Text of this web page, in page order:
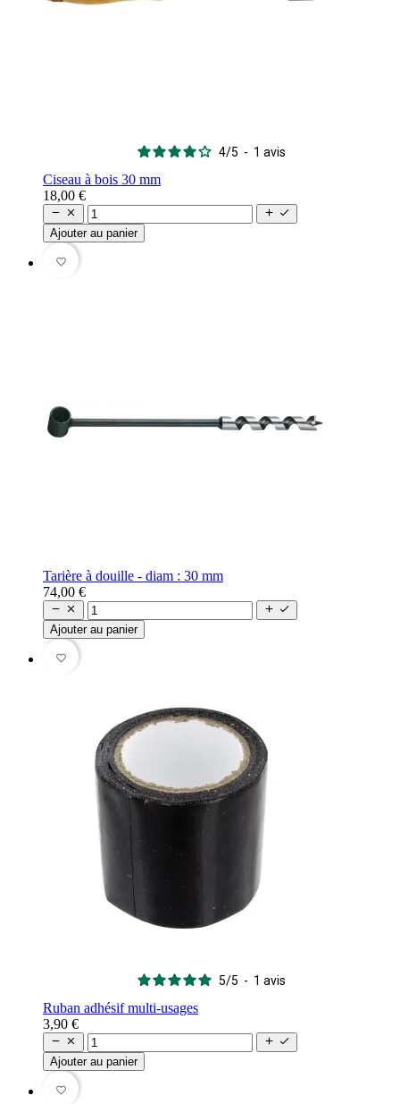
4/5 - 1 avis
Ciseau à bois 30 mm
18,00 €
   
Ajouter au panier
favorite_border
Tarière à douille - diam : 30 mm
74,00 €
   
Ajouter au panier
favorite_border
5/5 - 1 avis
Ruban adhésif multi-usages
3,90 €
   
Ajouter au panier
favorite_border